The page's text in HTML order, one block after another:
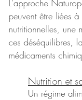
L'approche
peuvent être liées
nutritionnelles, une
ces déséquilibres,
médicaments
Nutrition et
Un régime